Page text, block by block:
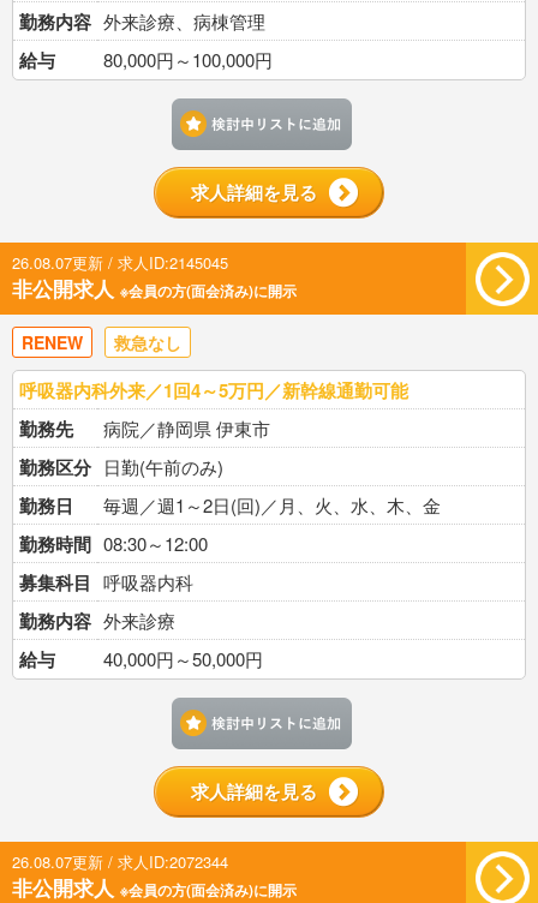
勤務内容 外来診療、病棟管理
給与 80,000円～100,000円
求人詳細を見る
26.08.07更新 / 求人ID:2145045
非公開求人 ※会員の方(面会済み)に開示
RENEW 救急なし
呼吸器内科外来／1回4～5万円／新幹線通勤可能
勤務先
病院／静岡県 伊東市
勤務区分 日勤(午前のみ)
勤務日 毎週／週1～2日(回)／月、火、水、木、金
勤務時間 08:30～12:00
募集科目 呼吸器内科
勤務内容 外来診療
給与 40,000円～50,000円
求人詳細を見る
26.08.07更新 / 求人ID:2072344
非公開求人 ※会員の方(面会済み)に開示